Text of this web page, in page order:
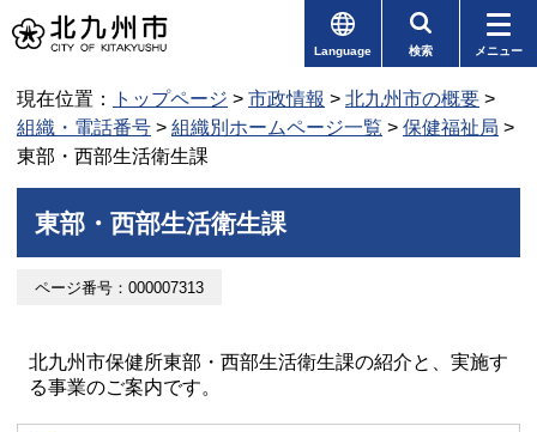
Language 検索 メニュー
現在位置： トップページ > 市政情報 > 北九州市の概要 >
組織・電話番号 > 組織別ホームページ一覧 > 保健福祉局 >
東部・西部生活衛生課
東部・西部生活衛生課
ページ番号：000007313
北九州市保健所東部・西部生活衛生課の紹介と、実施す
る事業のご案内です。